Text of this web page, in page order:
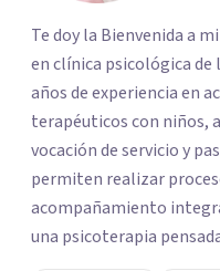
Te doy la Bienvenida a
en clínica psicológica de
años de experiencia en
terapéuticos con niños,
vocación de servicio y
permiten realizar
acompañamiento
una psicoterapia